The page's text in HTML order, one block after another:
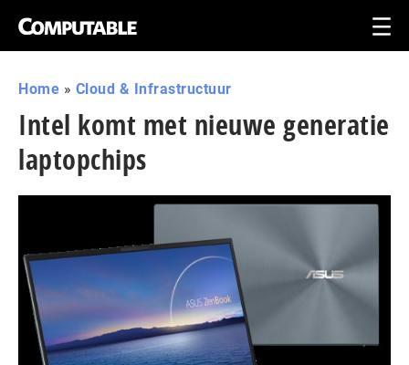
Home » Cloud & Infrastructuur
Intel komt met nieuwe generatie
laptopchips